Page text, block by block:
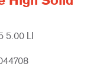
5.00 LI